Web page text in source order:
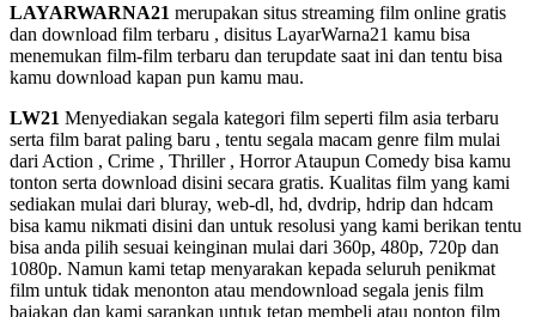
LAYARWARNA21 merupakan situs streaming film online gratis
dan download film terbaru , disitus LayarWarna21 kamu bisa
menemukan film-film terbaru dan terupdate saat ini dan tentu bisa
kamu download kapan pun kamu mau.
LW21 Menyediakan segala kategori film seperti film asia terbaru
serta film barat paling baru , tentu segala macam genre film mulai
dari Action , Crime , Thriller , Horror Ataupun Comedy bisa kamu
tonton serta download disini secara gratis. Kualitas film yang kami
sediakan mulai dari bluray, web-dl, hd, dvdrip, hdrip dan hdcam
bisa kamu nikmati disini dan untuk resolusi yang kami berikan tentu
bisa anda pilih sesuai keinginan mulai dari 360p, 480p, 720p dan
1080p. Namun kami tetap menyarakan kepada seluruh penikmat
film untuk tidak menonton atau mendownload segala jenis film
bajakan dan kami sarankan untuk tetap membeli atau nonton film